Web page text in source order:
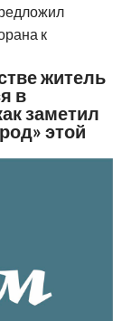
к
житель
в
заметил
этой